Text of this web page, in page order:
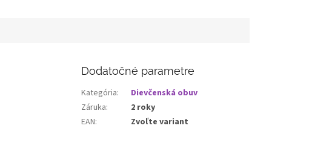
Dodatočné parametre
Kategória:
Dievčenská obuv
Záruka:
2 roky
EAN: Zvoľte variant